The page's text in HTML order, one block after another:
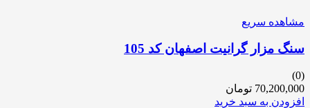
مشاهده سریع
سنگ مزار گرانیت اصفهان کد 105
(0)
70,200,000 تومان
افزودن به سبد خرید